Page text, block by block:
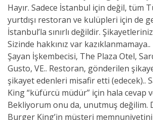
Hayır. Sadece İstanbul için değil, tüm
yurtdışı restoran ve kulüpleri için de
İstanbul’la sınırlı değildir.
Sizinde hakkınız var kazıklanmamaya..
Şayan İşkembecisi, The Plaza Otel,
Gusto, VE.. Restoran, gönderilen
şikayet edenleri misafir etti (edecek)..
King “küfürcü müdür” için hala cevap
Bekliyorum onu da, unutmuş değilim.
Burger King’in müşteri memnuniyetini